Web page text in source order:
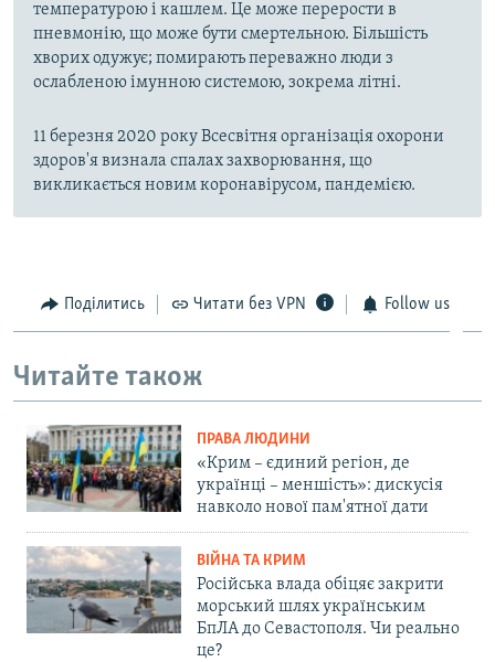
температурою і кашлем. Це може перерости в
пневмонію, що може бути смертельною. Більшість
хворих одужує; помирають переважно люди з
ослабленою імунною системою, зокрема літні.
11 березня 2020 року Всесвітня організація охорони
здоров'я визнала спалах захворювання, що
викликається новим коронавірусом, пандемією.
Поділитись Читати без VPN Follow us
Читайте також
ПРАВА ЛЮДИНИ
«Крим – єдиний регіон, де
українці – меншість»: дискусія
навколо нової пам'ятної дати
ВІЙНА ТА КРИМ
Російська влада обіцяє закрити
морський шлях українським
БпЛА до Севастополя. Чи реально
це?